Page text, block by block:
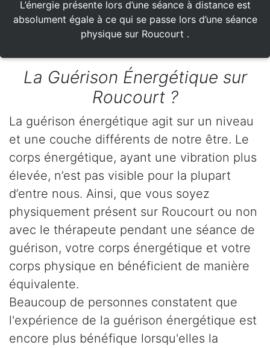
L’énergie présente lors d’une séance à distance est
absolument égale à ce qui se passe lors d’une séance
physique sur Roucourt .
La Guérison Énergétique sur
Roucourt ?
La guérison énergétique agit sur un niveau
et une couche différents de notre être. Le
corps énergétique, ayant une vibration plus
élevée, n’est pas visible pour la plupart
d’entre nous. Ainsi, que vous soyez
physiquement présent sur Roucourt ou non
avec le thérapeute pendant une séance de
guérison, votre corps énergétique et votre
corps physique en bénéficient de manière
équivalente.
Beaucoup de personnes constatent que
l'expérience de la guérison énergétique est
encore plus bénéfique lorsqu'elles la